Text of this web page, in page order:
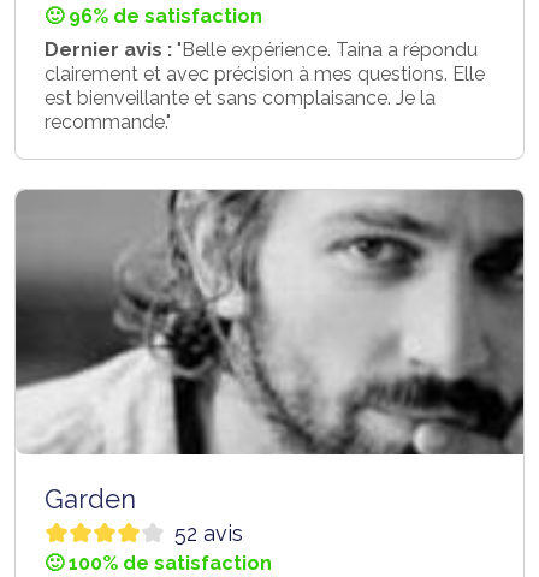
🙂 96% de satisfaction
Dernier avis : "Belle expérience. Taina a répondu
clairement et avec précision à mes questions. Elle
est bienveillante et sans complaisance. Je la
recommande."
Garden
52 avis
🙂 100% de satisfaction